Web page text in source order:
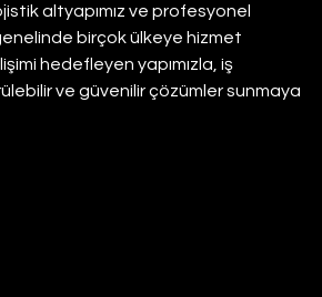
altyapımız ve profesyonel
birçok ülkeye hizmet
hedefleyen yapımızla, iş
ve güvenilir çözümler sunmaya